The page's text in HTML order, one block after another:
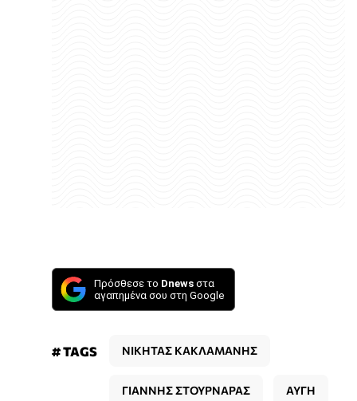
Πρόσθεσε το Dnews στα
αγαπημένα σου στη Google
# TAGS ΝΙΚΗΤΑΣ ΚΑΚΛΑΜΑΝΗΣ
ΓΙΑΝΝΗΣ ΣΤΟΥΡΝΑΡΑΣ ΑΥΓΗ